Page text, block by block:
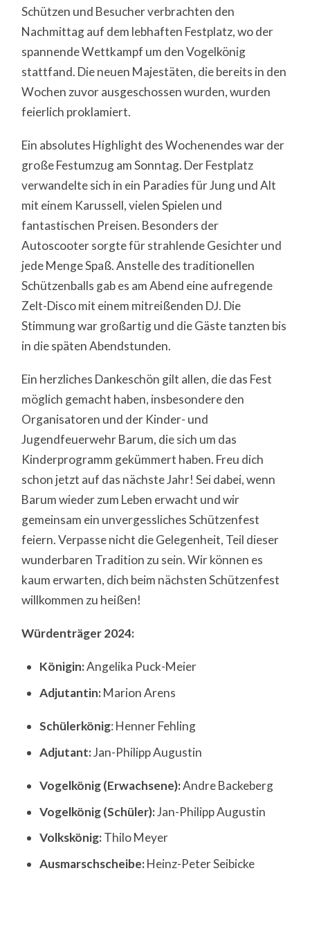
Schützen und Besucher verbrachten den
Nachmittag auf dem lebhaften Festplatz, wo der
spannende Wettkampf um den Vogelkönig
stattfand. Die neuen Majestäten, die bereits in den
Wochen zuvor ausgeschossen wurden, wurden
feierlich proklamiert.
Ein absolutes Highlight des Wochenendes war der
große Festumzug am Sonntag. Der Festplatz
verwandelte sich in ein Paradies für Jung und Alt
mit einem Karussell, vielen Spielen und
fantastischen Preisen. Besonders der
Autoscooter sorgte für strahlende Gesichter und
jede Menge Spaß. Anstelle des traditionellen
Schützenballs gab es am Abend eine aufregende
Zelt-Disco mit einem mitreißenden DJ. Die
Stimmung war großartig und die Gäste tanzten bis
in die späten Abendstunden.
Ein herzliches Dankeschön gilt allen, die das Fest
möglich gemacht haben, insbesondere den
Organisatoren und der Kinder- und
Jugendfeuerwehr Barum, die sich um das
Kinderprogramm gekümmert haben. Freu dich
schon jetzt auf das nächste Jahr! Sei dabei, wenn
Barum wieder zum Leben erwacht und wir
gemeinsam ein unvergessliches Schützenfest
feiern. Verpasse nicht die Gelegenheit, Teil dieser
wunderbaren Tradition zu sein. Wir können es
kaum erwarten, dich beim nächsten Schützenfest
willkommen zu heißen!
Würdenträger 2024:
Königin:Angelika Puck-Meier
Adjutantin:Marion Arens
Schülerkönig: Henner Fehling
Adjutant:Jan-Philipp Augustin
Vogelkönig (Erwachsene):Andre Backeberg
Vogelkönig (Schüler):Jan-Philipp Augustin
Volkskönig:Thilo Meyer
Ausmarschscheibe:Heinz-Peter Seibicke